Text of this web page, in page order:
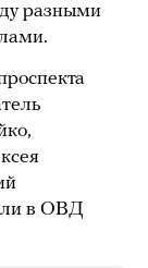
разными
в ОВД